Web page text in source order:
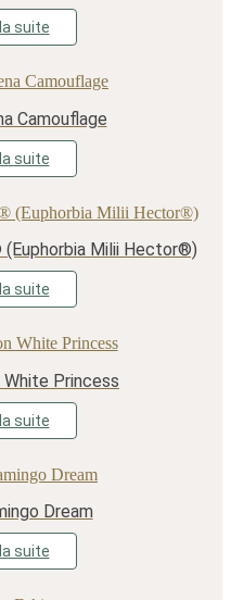
suite
Camouflage
suite
Milii Hector®)
suite
Princess
suite
Dream
suite